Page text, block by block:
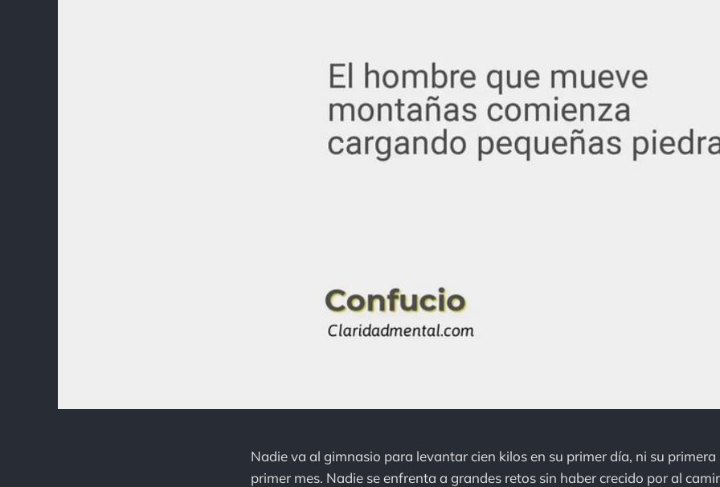
Nadie va al gimnasio para levantar cien kilos en su primer día, ni su primera
primer mes. Nadie se enfrenta a grandes retos sin haber crecido por al